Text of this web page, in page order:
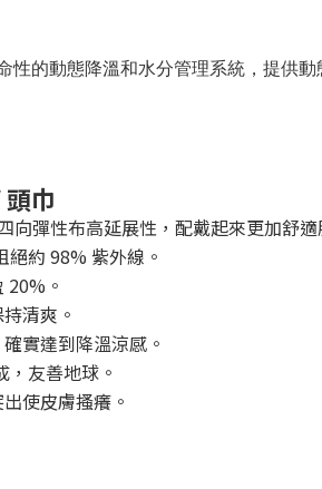
性的動態降溫和水分管理系統，提供
巾
向彈性布高延展性，配戴起來更加舒適
絕約 98% 紫外線。
。
清爽。
實達到降溫涼感。
友善地球。
使皮膚搔癢。